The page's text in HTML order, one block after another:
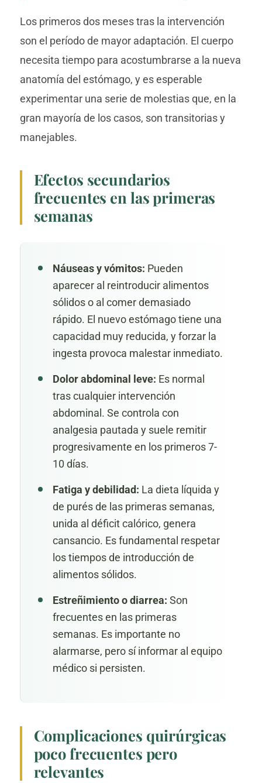
Los primeros dos meses tras la intervención
son el período de mayor adaptación. El cuerpo
necesita tiempo para acostumbrarse a la nueva
anatomía del estómago, y es esperable
experimentar una serie de molestias que, en la
gran mayoría de los casos, son transitorias y
manejables.
Efectos secundarios
frecuentes en las primeras
semanas
Náuseas y vómitos: Pueden
aparecer al reintroducir alimentos
sólidos o al comer demasiado
rápido. El nuevo estómago tiene una
capacidad muy reducida, y forzar la
ingesta provoca malestar inmediato.
Dolor abdominal leve: Es normal
tras cualquier intervención
abdominal. Se controla con
analgesia pautada y suele remitir
progresivamente en los primeros 7-
10 días.
Fatiga y debilidad: La dieta líquida y
de purés de las primeras semanas,
unida al déficit calórico, genera
cansancio. Es fundamental respetar
los tiempos de introducción de
alimentos sólidos.
Estreñimiento o diarrea: Son
frecuentes en las primeras
semanas. Es importante no
alarmarse, pero sí informar al equipo
médico si persisten.
Complicaciones quirúrgicas
poco frecuentes pero
relevantes